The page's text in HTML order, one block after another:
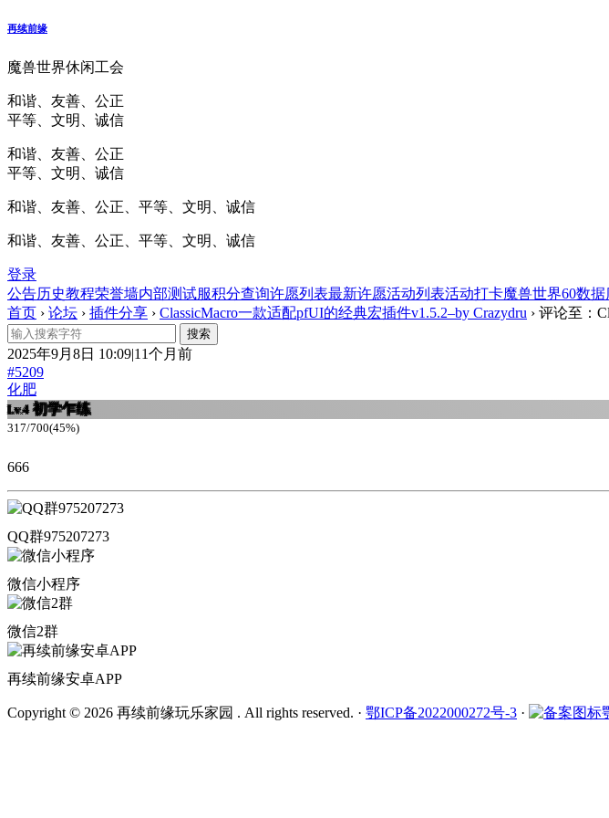
再续前缘
魔兽世界休闲工会
和谐、友善、公正
平等、文明、诚信
和谐、友善、公正
平等、文明、诚信
和谐、友善、公正、平等、文明、诚信
和谐、友善、公正、平等、文明、诚信
登录
公告历史教程荣誉墙内部测试服积分查询许愿列表最新许愿活动列表活动打卡魔兽世界60数据
首页 › 论坛 › 插件分享 › ClassicMacro一款适配pfUI的经典宏插件v1.5.2–by Crazydru › 评论至：
2025年9月8日 10:09|11个月前
#5209
化肥
Lv.4初学乍练
317/700(45%)
666
QQ群975207273
微信小程序
微信2群
再续前缘安卓APP
Copyright © 2026 再续前缘玩乐家园 . All rights reserved. · 鄂ICP备2022000272号-3 ·